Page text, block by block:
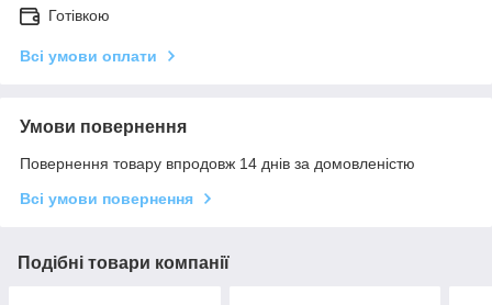
Готівкою
Всі умови оплати
Умови повернення
Повернення товару впродовж 14 днів за домовленістю
Всі умови повернення
Подібні товари компанії